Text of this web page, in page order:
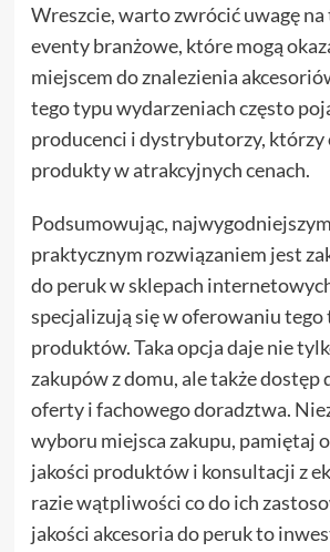
Wreszcie, warto zwrócić uwagę
eventy branżowe, które mogą
miejscem do znalezienia
tego typu wydarzeniach często
producenci i dystrybutorzy, którzy
produkty w atrakcyjnych cenach.
Podsumowując,
praktycznym rozwiązaniem jest
do peruk w sklepach
specjalizują się w oferowaniu tego
produktów. Taka opcja daje nie
zakupów z domu, ale także dostęp
oferty i fachowego doradztwa.
wyboru miejsca zakupu, pamiętaj
jakości produktów i konsultacji z
razie wątpliwości co do ich
jakości akcesoria do peruk to